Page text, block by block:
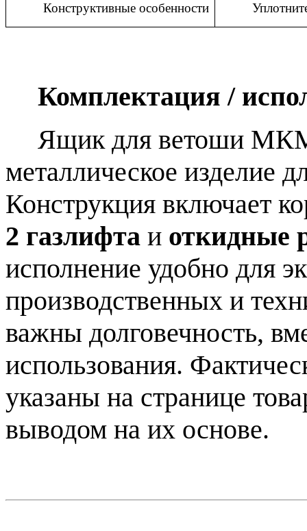
Конструктивные особенности
Комплектация /
Ящик для ветоши МКМ-
металлическое изделие
Конструкция включает
2 газлифта и откидные
исполнение удобно для
производственных и
важны долговечность,
использования.
указаны на странице
выводом на их основе.